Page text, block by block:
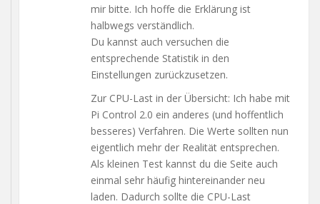
mir bitte. Ich hoffe die Erklärung ist
halbwegs verständlich.
Du kannst auch versuchen die
entsprechende Statistik in den
Einstellungen zurückzusetzen.
Zur CPU-Last in der Übersicht: Ich habe mit
Pi Control 2.0 ein anderes (und hoffentlich
besseres) Verfahren. Die Werte sollten nun
eigentlich mehr der Realität entsprechen.
Als kleinen Test kannst du die Seite auch
einmal sehr häufig hintereinander neu
laden. Dadurch sollte die CPU-Last